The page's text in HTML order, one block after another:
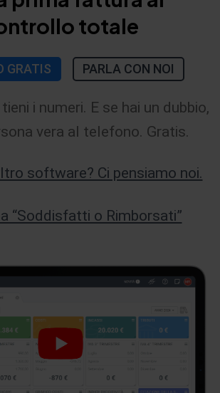
totale
GRATIS PARLA CON NOI
i numeri. E se hai un dubbio,
vera al telefono. Gratis.
software? Ci pensiamo noi.
“Soddisfatti o Rimborsati”